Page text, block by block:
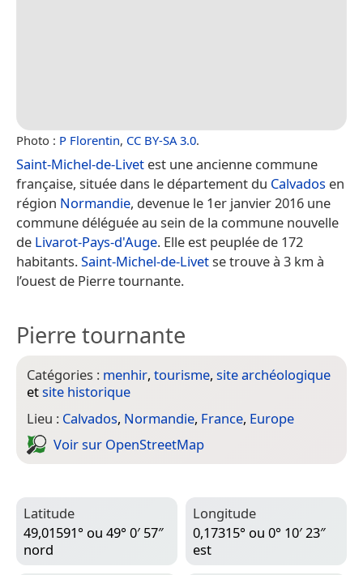
Photo : P Florentin, CC BY-SA 3.0.
Saint-Michel-de-Livet est une ancienne commune
française, située dans le département du Calvados en
région Normandie, devenue le 1er janvier 2016 une
commune déléguée au sein de la commune nouvelle
de Livarot-Pays-d'Auge. Elle est peuplée de 172
habitants.Saint-Michel-de-Livetse trouve à 3 km à
l’ouest de Pierre tournante.
Pierre tournante
Catégories : menhir, tourisme, site archéologique
etsite historique
Lieu : Calvados, Normandie, France, Europe
Voir sur Open­Street­Map
Latitude
49,01591° ou 49° 0′ 57″
nord
Longitude
0,17315° ou 0° 10′ 23″
est